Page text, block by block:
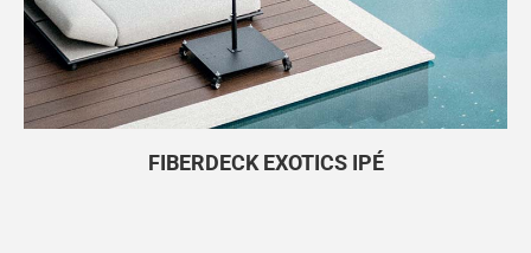
FIBERDECK EXOTICS IPÉ